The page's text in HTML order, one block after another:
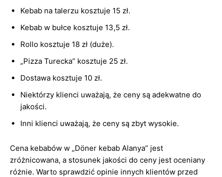
Kebab na talerzu kosztuje 15 zł.
Kebab w bułce kosztuje 13,5 zł.
Rollo kosztuje 18 zł (duże).
„Pizza Turecka” kosztuje 25 zł.
Dostawa kosztuje 10 zł.
Niektórzy klienci uważają, że ceny są adekwatne do
jakości.
Inni klienci uważają, że ceny są zbyt wysokie.
Cena kebabów w „Döner kebab Alanya” jest
zróżnicowana, a stosunek jakości do ceny jest oceniany
różnie. Warto sprawdzić opinie innych klientów przed